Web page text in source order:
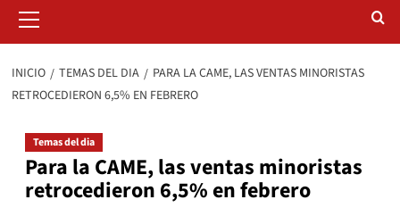
primario
INICIO TEMAS DEL DIA
PARA LA CAME, LAS VENTAS MINORISTAS
RETROCEDIERON 6,5% EN FEBRERO
Temas del dia
Para la CAME, las ventas minoristas
retrocedieron 6,5% en febrero